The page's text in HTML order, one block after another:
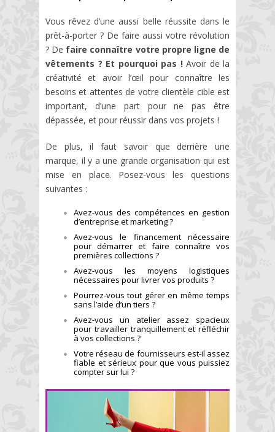
Vous rêvez d’une aussi belle réussite dans le
prêt-à-porter ? De faire aussi votre révolution
? De faire connaître votre propre ligne de
vêtements ? Et pourquoi pas !Avoir de la
créativité et avoir l’œil pour connaître les
besoins et attentes de votre clientèle cible est
important, d’une part pour ne pas être
dépassée, et pour réussir dans vos projets !
De plus, il faut savoir que derrière une
marque, il y a une grande organisation qui est
mise en place. Posez-vous les questions
suivantes :
Avez-vous des compétences en gestion
d’entreprise et marketing ?
Avez-vous le financement nécessaire
pour démarrer et faire connaître vos
premières collections ?
Avez-vous les moyens logistiques
nécessaires pour livrer vos produits ?
Pourrez-vous tout gérer en même temps
sans l’aide d’un tiers ?
Avez-vous un atelier assez spacieux
pour travailler tranquillement et réfléchir
à vos collections ?
Votre réseau de fournisseurs est-il assez
fiable et sérieux pour que vous puissiez
compter sur lui ?